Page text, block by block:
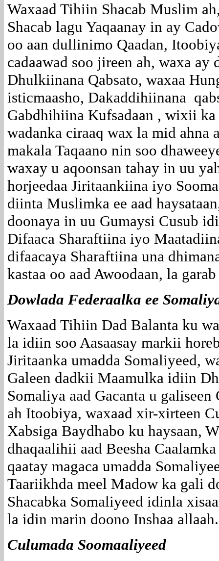
Waxaad Tihiin Shacab Muslim
Shacab lagu Yaqaanay in ay
oo aan dullinimo Qaadan,
cadaawad soo jireen ah, waxa
Dhulkiinana Qabsato, waxaa
isticmaasho, Dakaddihiinana
Gabdhihiina Kufsadaan , wixii
wadanka ciraaq wax la mid ahna
makala Taqaano nin soo
waxay u aqoonsan tahay in uu
horjeedaa Jiritaankiina iyo
diinta Muslimka ee aad
doonaya in uu Gumaysi Cusub
Difaaca Sharaftiina iyo
difaacaya Sharaftiina una
kastaa oo aad Awoodaan, la
Dowlada Federaalka ee
Waxaad Tihiin Dad Balanta ku
la idiin soo Aasaasay markii
Jiritaanka umadda Somaliyeed,
Galeen dadkii Maamulka idiin
Somaliya aad Gacanta u
ah Itoobiya, waxaad xir-xirteen
Xabsiga Baydhabo ku haysaan,
dhaqaalihii aad Beesha
qaatay magaca umadda
Taariikhda meel Madow ka gali
Shacabka Somaliyeed idinla
la idin marin doono Inshaa allaah.
Culumada Soomaaliyeed